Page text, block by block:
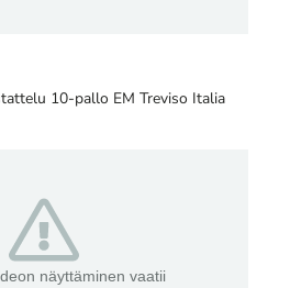
10-pallo EM Treviso Italia
näyttäminen vaatii